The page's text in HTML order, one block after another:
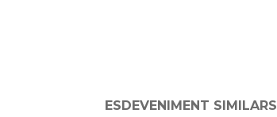
ESDEVENIMENT SIMILARS